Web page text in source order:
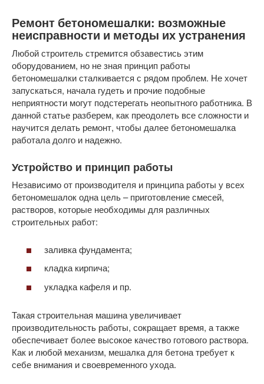
Ремонт бетономешалки: возможные
неисправности и методы их устранения
Любой строитель стремится обзавестись этим
оборудованием, но не зная принцип работы
бетономешалки сталкивается с рядом проблем. Не хочет
запускаться, начала гудеть и прочие подобные
неприятности могут подстерегать неопытного работника. В
данной статье разберем, как преодолеть все сложности и
научится делать ремонт, чтобы далее бетономешалка
работала долго и надежно.
Устройство и принцип работы
Независимо от производителя и принципа работы у всех
бетономешалок одна цель – приготовление смесей,
растворов, которые необходимы для различных
строительных работ:
заливка фундамента;
кладка кирпича;
укладка кафеля и пр.
Такая строительная машина увеличивает
производительность работы, сокращает время, а также
обеспечивает более высокое качество готового раствора.
Как и любой механизм, мешалка для бетона требует к
себе внимания и своевременного ухода.